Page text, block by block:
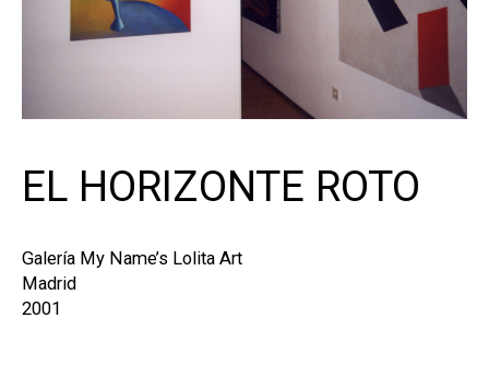
EL HORIZONTE ROTO
Galería My Name’s Lolita Art
Madrid
2001